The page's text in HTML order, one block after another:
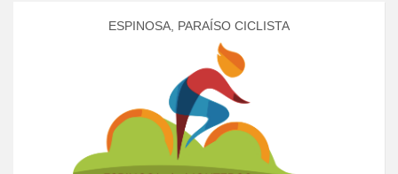
ESPINOSA, PARAÍSO CICLISTA